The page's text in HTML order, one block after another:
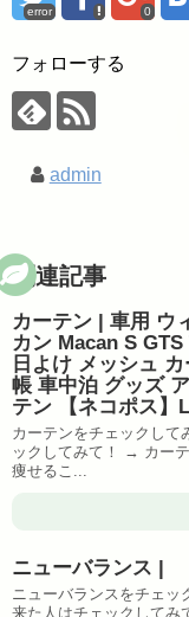
error 0
フォローする
admin
関連記事
カーテン | 車用 ウ
カン Macan S
日よけ メッシュ
帳 車中泊 グッズ
テン 【ネコポス】
カーテンをチェックして
ックしてみて！ → カー
痩せるこ...
ニューバランス |
ニューバランスをチェッ
来た人はチェックしてみ